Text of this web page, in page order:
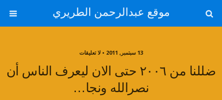
موقع عبدالرحمن الطريري
13 سبتمبر, 2011 • لا تعليقات
ضللنا من ٢٠٠٦ حتى الان ليعرف الناس أن
نصرالله ونجا…